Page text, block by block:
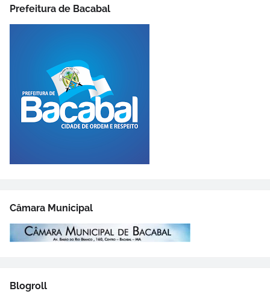
Prefeitura de Bacabal
Câmara Municipal
Blogroll